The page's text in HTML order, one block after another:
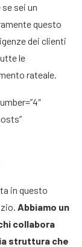
sei un
questo
dei clienti
le
rateale.
in questo
Abbiamo un
collabora
struttura che